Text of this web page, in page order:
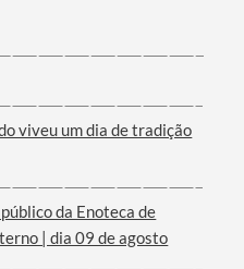
viveu um dia de tradição
da Enoteca de
| dia 09 de agosto